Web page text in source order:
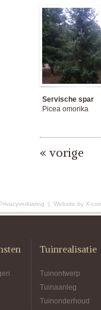
Servische spar
Picea omorika
« vorige
Privacyverklaring | Website by X-
Tuinrealisatie
Tuinontwerp
Tuinaanleg
Tuinonderhoud